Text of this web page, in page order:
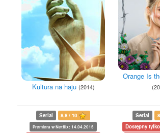
Kultura na haju (2014)
Orange Is
Serial 8,8 / 10
Premiera w Netflix: 14.04.2015
Serial
Dostępny